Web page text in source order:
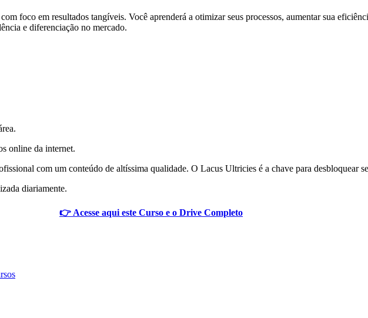
foco em resultados tangíveis. Você aprenderá a otimizar seus processos, aumentar sua
e diferenciação no mercado.
online da internet.
com um conteúdo de altíssima qualidade. O Lacus Ultricies é a chave para desbloquear
diariamente.
👉 Acesse aqui este Curso e o Drive Completo